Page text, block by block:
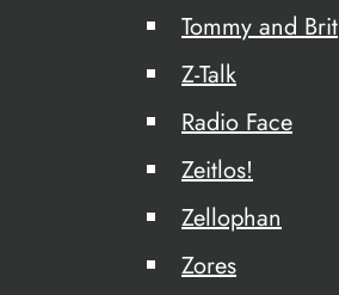
Tommy and Brit
Z-Talk
Radio Face
Zeitlos!
Zellophan
Zores